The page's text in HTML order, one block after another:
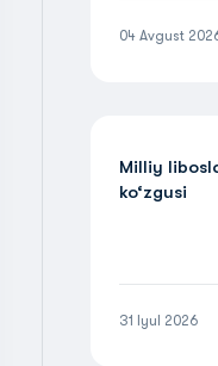
04 Avgust
Milliy
ko‘zgusi
31 Iyul 2026